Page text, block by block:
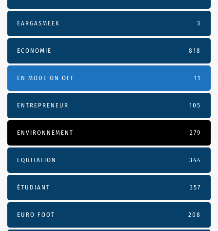
EARGASMEEK 3
ECONOMIE 818
EN MODE ON OFF 11
ENTREPRENEUR 105
ENVIRONNEMENT 279
EQUITATION 344
ÉTUDIANT 357
EURO FOOT 208